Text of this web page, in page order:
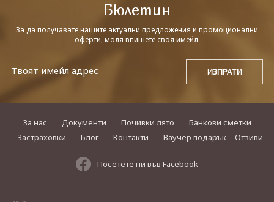
Бюлетин
За да получавате нашите актуални предложения и промоционални
оферти, моля впишете своя имейл.
За нас Документи Почивки лято
Банкови сметки
Застраховки
Блог Контакти Ваучер подарък Отзиви
Посетете ни във Facebook